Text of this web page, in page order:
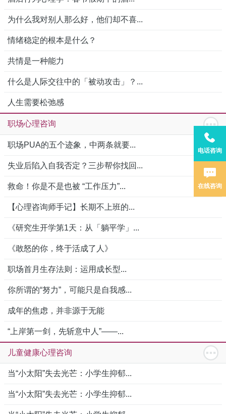
为什么我对别人那么好，他们却不喜...
情绪稳定的根本是什么？
共情是一种能力
什么是人际交往中的「被动攻击」？...
人生需要松弛感
职场心理咨询
职场PUA的五个迹象，中两条就要...
失业后陷入自我否定？三步帮你找回...
救命！你是不是也被 “工作压力”...
【心理咨询师手记】长期不上班的...
《研究生开学第1天：从「躺平学」...
《敢怒的你，终于活成了人》
职场首月生存法则：运用成长型...
你所谓的“努力”，可能只是自我感...
成年的焦虑，并非源于无能
“上岸第一剑，先斩意中人”——...
儿童健康心理咨询
当“小太阳”失去光芒：小学生抑郁...
当“小太阳”失去光芒：小学生抑郁...
电话咨询
在线咨询